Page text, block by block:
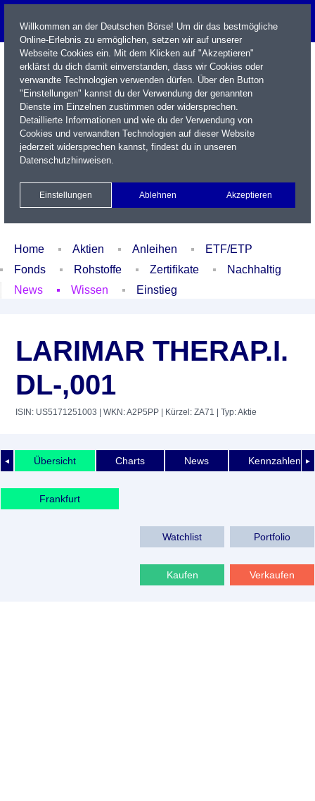
Name / WKN / ISIN / Kürzel
Xetra Realtime
Watchlist Portfolio Login
Home Aktien Anleihen
ETF/ETP
Fonds
Rohstoffe Zertifikate
Nachhaltig
News
Wissen Einstieg
LARIMAR THERAP.I.
DL-,001
ISIN: US5171251003 | WKN: A2P5PP | Kürzel: ZA71 | Typ: Aktie
◄ ►
Übersicht Charts News Kennzahlen
Frankfurt
Watchlist Portfolio
Kaufen Verkaufen
Willkommen an der Deutschen Börse! Um dir das bestmögliche
Online-Erlebnis zu ermöglichen, setzen wir auf unserer
Webseite Cookies ein. Mit dem Klicken auf "Akzeptieren"
erklärst du dich damit einverstanden, dass wir Cookies oder
verwandte Technologien verwenden dürfen. Über den Button
"Einstellungen" kannst du der Verwendung der genannten
Dienste im Einzelnen zustimmen oder widersprechen.
Detaillierte Informationen und wie du der Verwendung von
Cookies und verwandten Technologien auf dieser Website
jederzeit widersprechen kannst, findest du in unseren
Datenschutzhinweisen.
Einstellungen Ablehnen Akzeptieren